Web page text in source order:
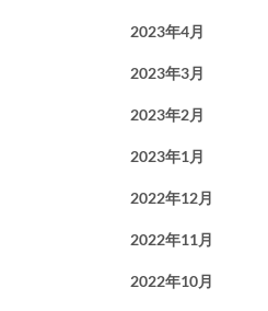
2023年4月
2023年3月
2023年2月
2023年1月
2022年12月
2022年11月
2022年10月